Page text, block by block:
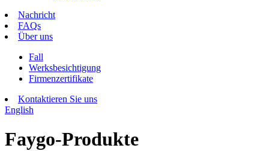
Nachricht
FAQs
Über uns
Fall
Werksbesichtigung
Firmenzertifikate
Kontaktieren Sie uns
English
Faygo-Produkte